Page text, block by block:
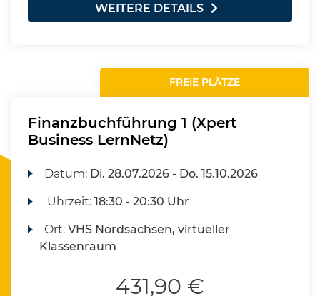
WEITERE DETAILS
FREIE PLÄTZE
Finanzbuchführung 1 (Xpert
Business LernNetz)
Datum: Di. 28.07.2026 - Do. 15.10.2026
Uhrzeit:18:30 - 20:30 Uhr
Ort:VHS Nordsachsen, virtueller
Klassenraum
431,90 €